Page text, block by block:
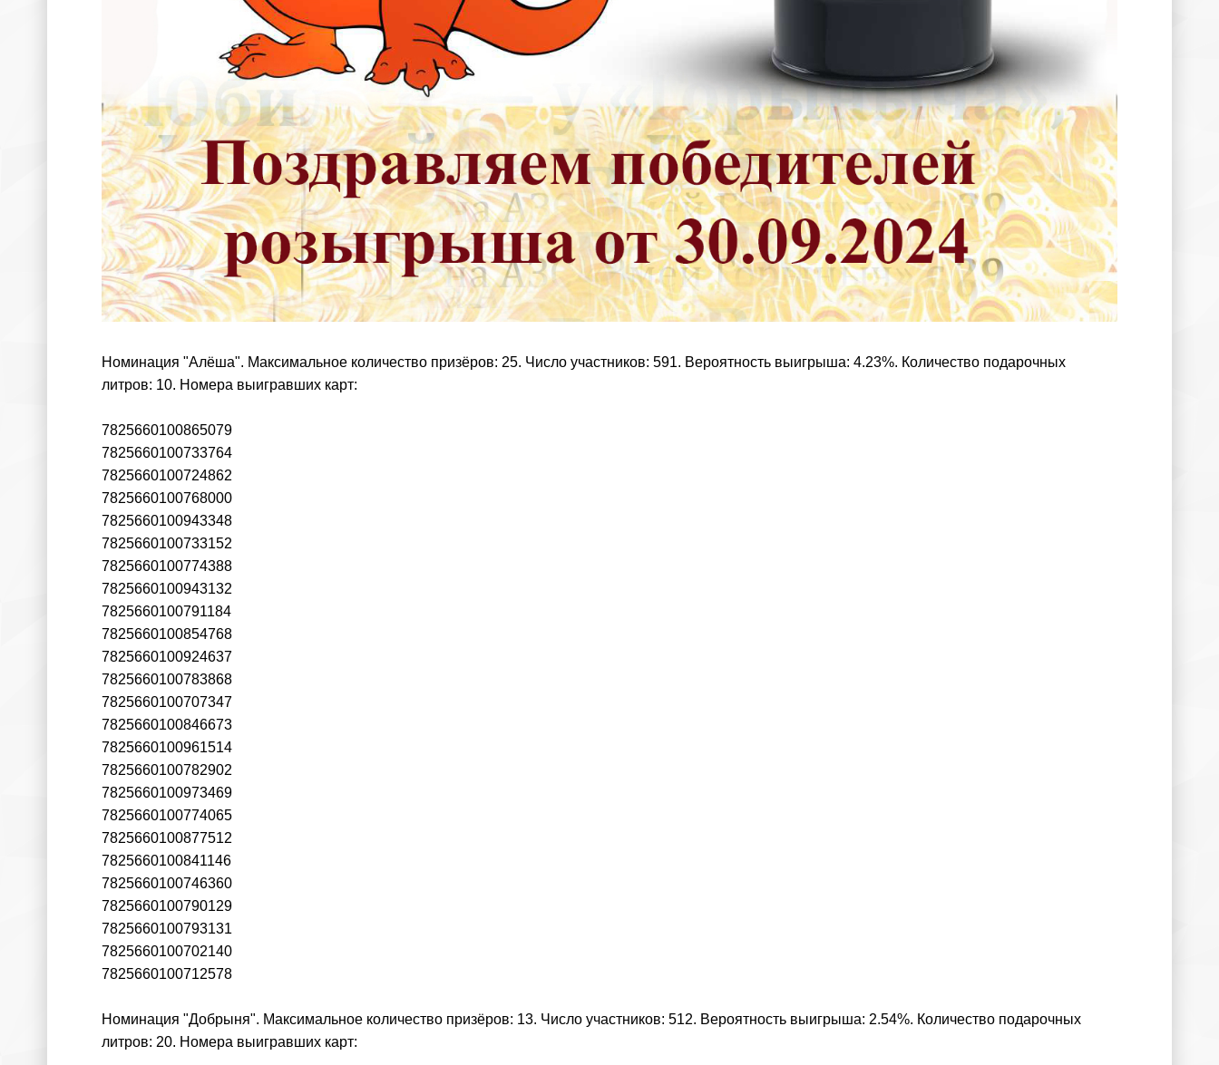
Номинация "Алёша". Максимальное количество призёров: 25. Число участников: 591. Вероятность выигрыша: 4.23%. Количество подарочных
литров: 10. Номера выигравших карт:
7825660100865079
7825660100733764
7825660100724862
7825660100768000
7825660100943348
7825660100733152
7825660100774388
7825660100943132
7825660100791184
7825660100854768
7825660100924637
7825660100783868
7825660100707347
7825660100846673
7825660100961514
7825660100782902
7825660100973469
7825660100774065
7825660100877512
7825660100841146
7825660100746360
7825660100790129
7825660100793131
7825660100702140
7825660100712578
Номинация "Добрыня". Максимальное количество призёров: 13. Число участников: 512. Вероятность выигрыша: 2.54%. Количество подарочных
литров: 20. Номера выигравших карт: